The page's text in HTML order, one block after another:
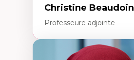
Christine Beaudoin
Professeure adjointe
Expertises